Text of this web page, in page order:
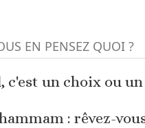
EN PENSEZ QUOI ?
c'est un choix ou
: rêvez-